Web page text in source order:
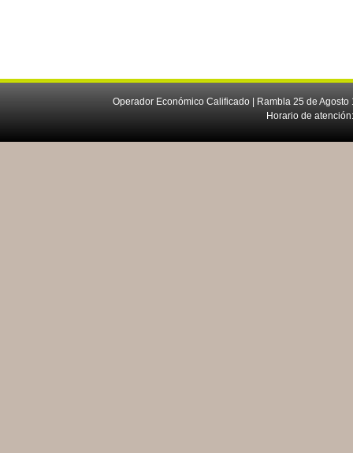
Operador Económico Calificado | Rambla 25 de
Horario de